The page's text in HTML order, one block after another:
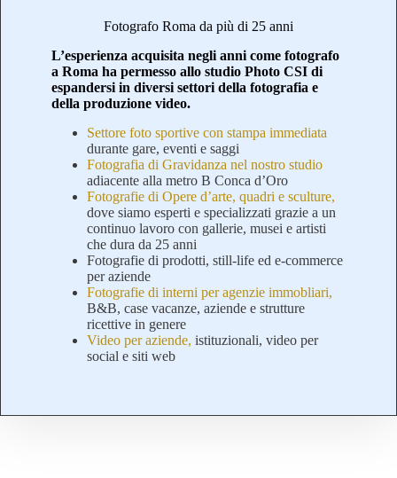
Fotografo Roma da più di 25 anni
L’esperienza acquisita negli anni come fotografo
a Roma ha permesso allo studio Photo CSI di
espandersi in diversi settori della fotografia e
della produzione video.
Settore foto sportive con stampa immediata
durante gare, eventi e saggi
Fotografia di Gravidanza nel nostro studio
adiacente alla metro B Conca d’Oro
Fotografie di Opere d’arte, quadri e sculture,
dove siamo esperti e specializzati grazie a un
continuo lavoro con gallerie, musei e artisti
che dura da 25 anni
Fotografie di prodotti, still-life ed e-commerce
per aziende
Fotografie di interni per agenzie immobliari,
B&B, case vacanze, aziende e strutture
ricettive in genere
Video per aziende, istituzionali, video per
social e siti web